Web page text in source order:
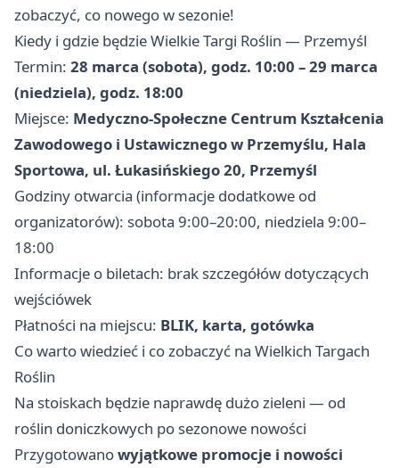
zobaczyć, co nowego w sezonie!
Kiedy i gdzie będzie Wielkie Targi Roślin — Przemyśl
Termin: 28 marca (sobota), godz. 10:00 – 29 marca
(niedziela), godz. 18:00
Miejsce: Medyczno-Społeczne Centrum Kształcenia
Zawodowego i Ustawicznego w Przemyślu, Hala
Sportowa, ul. Łukasińskiego 20, Przemyśl
Godziny otwarcia (informacje dodatkowe od
organizatorów): sobota 9:00–20:00, niedziela 9:00–
18:00
Informacje o biletach: brak szczegółów dotyczących
wejściówek
Płatności na miejscu: BLIK, karta, gotówka
Co warto wiedzieć i co zobaczyć na Wielkich Targach
Roślin
Na stoiskach będzie naprawdę dużo zieleni — od
roślin doniczkowych po sezonowe nowości
Przygotowanowyjątkowe promocje i nowości